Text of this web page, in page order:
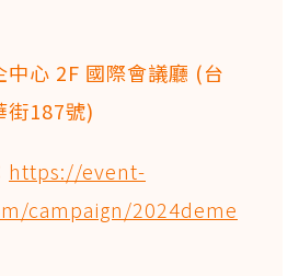
心 2F 國際會議廳 (台
街187號)
https://event-
campaign/2024deme